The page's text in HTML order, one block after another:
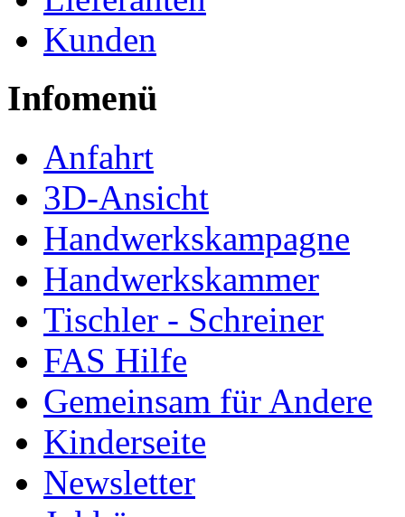
Kunden
Infomenü
Anfahrt
3D-Ansicht
Handwerkskampagne
Handwerkskammer
Tischler - Schreiner
FAS Hilfe
Gemeinsam für Andere
Kinderseite
Newsletter